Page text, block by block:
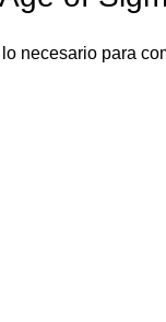
necesario para